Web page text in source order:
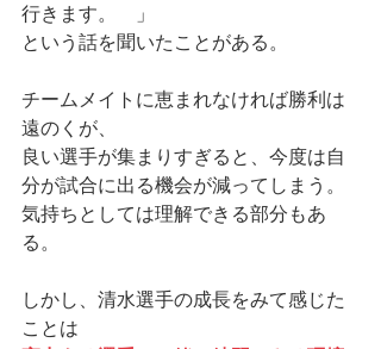
行きます。　」
という話を聞いたことがある。
チームメイトに恵まれなければ勝利は
遠のくが、
良い選手が集まりすぎると、今度は自
分が試合に出る機会が減ってしまう。
気持ちとしては理解できる部分もあ
る。
しかし、清水選手の成長をみて感じた
ことは